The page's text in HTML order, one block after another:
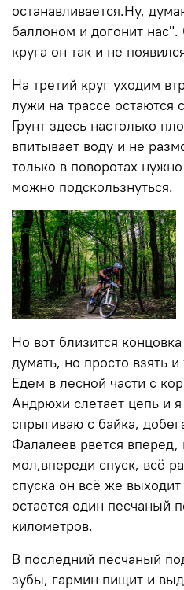
останавливается.Ну,
баллоном и догонит нас".
круга он так и не
На третий круг уходим
лужи на трассе остаются
Грунт здесь настолько
впитывает воду и не
только в поворотах
можно подскользнуться.
Но вот близится
думать, но просто взять
Едем в лесной части с
Андрюхи слетает цепь и
спрыгиваю с байка,
Фалалеев рвется
мол,впереди спуск, всё
спуска он всё же
остается один песчаный
километров.
В последний песчаный
зубы, гармин пищит и